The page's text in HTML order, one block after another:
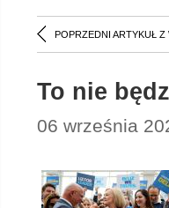
POPRZEDNI ARTYKUŁ Z
To nie
06 września